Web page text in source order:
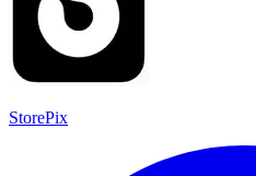
StorePix